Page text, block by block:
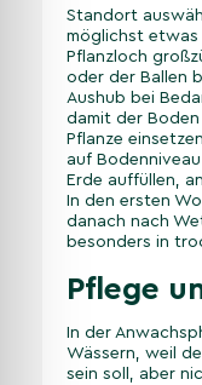
Standort
möglichst
Pflanzloch
oder der Ballen
Aushub bei
damit der
Pflanze
auf
Erde auffüllen,
In den ersten
danach nach
besonders in
Pflege
In der
Wässern, weil
sein soll, aber